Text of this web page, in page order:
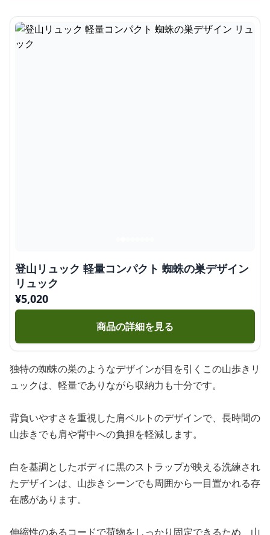
登山リュック 軽量コンパクト 蜘蛛の巣デザイン
リュック
¥5,020
商品の詳細を見る
独特の蜘蛛の巣のようなデザインが目を引くこの山歩きリ
ュックは、軽量でありながら収納力も十分です。
背負いやすさを重視した肩ベルトのデザインで、長時間の
山歩きでも肩や背中への負担を軽減します。
白を基調としたボディに黒のストラップが映える洗練され
たデザインは、山歩きシーンでも周囲から一目置かれる存
在感があります。
伸縮性のあるコードで荷物をしっかり固定できるため、山